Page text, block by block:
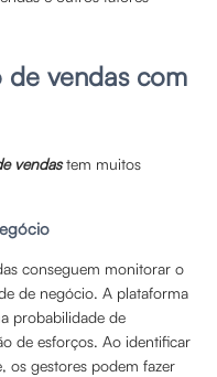
de vendas com
vendastem muitos
conseguem monitorar o
de negócio. A plataforma
probabilidade de
de esforços. Ao identificar
os gestores podem fazer